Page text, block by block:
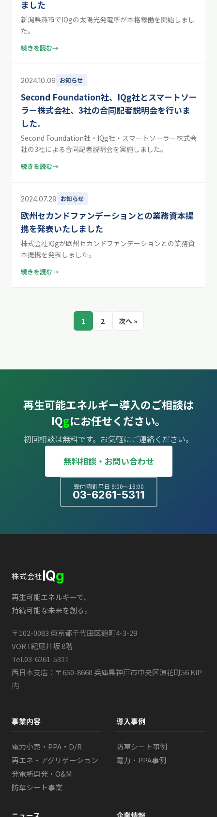
ました
新潟県燕市でIQgの太陽光発電所が本格稼働を開始しまし
た。
続きを読む→
2024.10.09 お知らせ
Second Foundation社、IQg社とスマートソー
ラー株式会社、3社の合同記者説明会を行いま
した。
Second Foundation社・IQg社・スマートソーラー株式会
社の3社による合同記者説明会を実施しました。
続きを読む→
2024.07.29 お知らせ
欧州セカンドファンデーションとの業務資本提
携を発表いたしました
株式会社IQgが欧州セカンドファンデーションとの業務資
本提携を発表しました。
続きを読む→
1 2 次へ »
再生可能エネルギー導入のご相談は
IQgにお任せください。
初回相談は無料です。お気軽にご連絡ください。
無料相談・お問い合わせ
受付時間 平日 9:00〜18:00
03-6261-5311
株式会社IQg
再生可能エネルギーで、
持続可能な未来を創る。
〒102-0083 東京都千代田区麹町4-3-29
VORT紀尾井坂 8階
Tel.03-6261-5311
西日本支店：〒650-8660 兵庫県神戸市中央区浪花町56 KiP
内
事業内容
電力小売・PPA・D/R
再エネ・アグリゲーション
発電所開発・O&M
防草シート事業
導入事例
防草シート事例
電力・PPA事例